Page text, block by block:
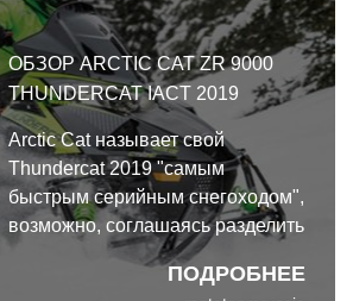
ОБЗОР ARCTIC CAT ZR 9000
THUNDERCAT IACT 2019
ПОДРОБНЕЕ
Arctic Cat называет свой
Thundercat 2019 "самым
быстрым серийным снегоходом",
возможно, соглашаясь разделить
этот титул со своим
производственным партнёром,